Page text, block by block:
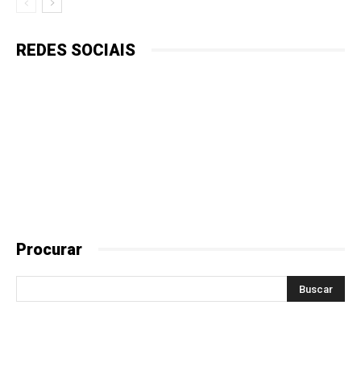
REDES SOCIAIS
Procurar